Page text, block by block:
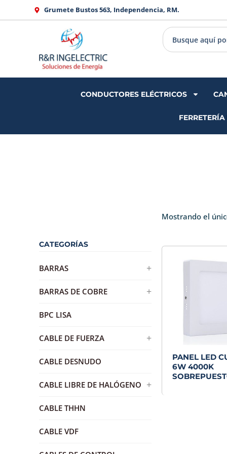
al
Grumete Bustos 563, Independencia, RM.
CONDUCTORES ELÉCTRICOS
CATEGORÍAS
BARRAS +
BARRA DE DISTRIBUCION DE
BARRAS DE COBRE +
BARRA DE COBRE ESTAÑADA
BPC LISA
CABLE DE FUERZA +
AWG
CABLE DESNUDO
CABLE LIBRE DE HALÓGENO +
H07Z1-K
CABLE THHN
CABLE VDF
Mostrando el
PANEL LED
6W 4000K